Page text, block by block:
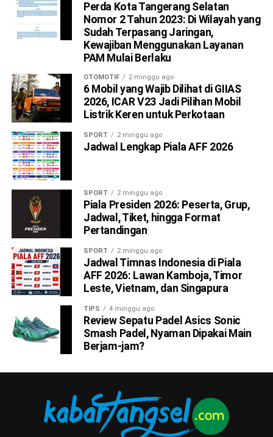
Perda Kota Tangerang Selatan
Nomor 2 Tahun 2023: Di Wilayah yang
Sudah Terpasang Jaringan,
Kewajiban Menggunakan Layanan
PAM Mulai Berlaku
OTOMOTIF 2 minggu ago
6 Mobil yang Wajib Dilihat di GIIAS
2026, ICAR V23 Jadi Pilihan Mobil
Listrik Keren untuk Perkotaan
SPORT 2 minggu ago
Jadwal Lengkap Piala AFF 2026
SPORT 2 minggu ago
Piala Presiden 2026: Peserta, Grup,
Jadwal, Tiket, hingga Format
Pertandingan
SPORT 2 minggu ago
Jadwal Timnas Indonesia di Piala
AFF 2026: Lawan Kamboja, Timor
Leste, Vietnam, dan Singapura
TIPS 4 minggu ago
Review Sepatu Padel Asics Sonic
Smash Padel, Nyaman Dipakai Main
Berjam-jam?